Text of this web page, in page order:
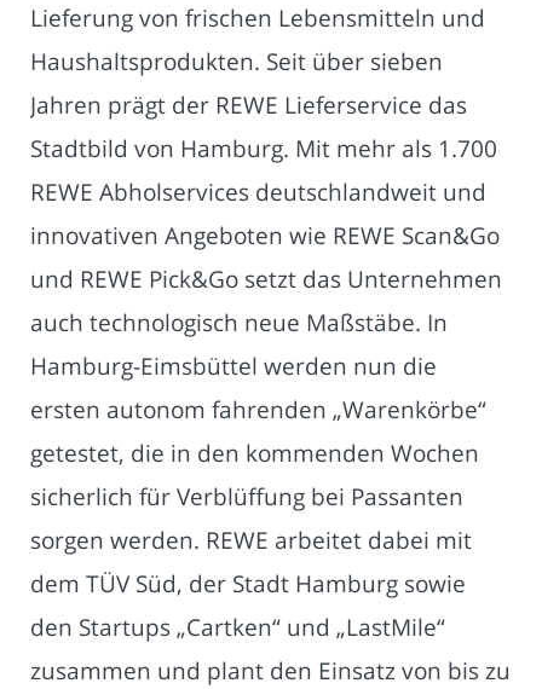
Lieferung von frischen Lebensmitteln und
Haushaltsprodukten. Seit über sieben
Jahren prägt der REWE Lieferservice das
Stadtbild von Hamburg. Mit mehr als 1.700
REWE Abholservices deutschlandweit und
innovativen Angeboten wie REWE Scan&Go
und REWE Pick&Go setzt das Unternehmen
auch technologisch neue Maßstäbe. In
Hamburg-Eimsbüttel werden nun die
ersten autonom fahrenden „Warenkörbe“
getestet, die in den kommenden Wochen
sicherlich für Verblüffung bei Passanten
sorgen werden. REWE arbeitet dabei mit
dem TÜV Süd, der Stadt Hamburg sowie
den Startups „Cartken“ und „LastMile“
zusammen und plant den Einsatz von bis zu